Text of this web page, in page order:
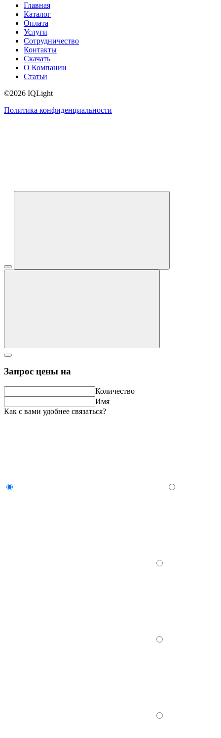
Главная
Каталог
Оплата
Услуги
Сотрудничество
Контакты
Скачать
О Компании
Статьи
©2026 IQLight
Политика конфиденциальности
Запрос цены на
Количество
Имя
Как с вами удобнее связаться?